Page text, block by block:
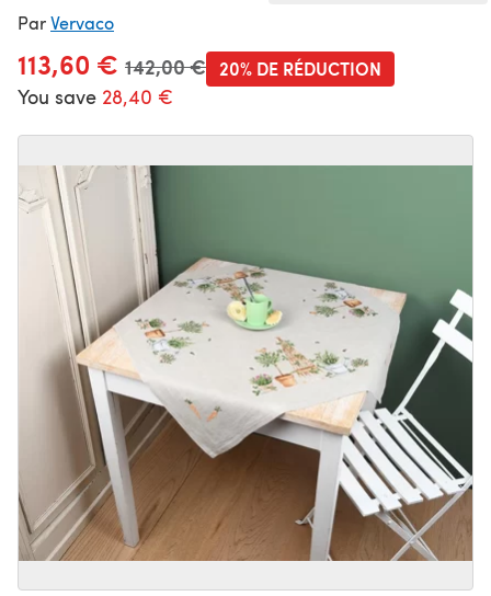
ParVervaco
113,60 € Ancien prix
142,00 €
You save 28,40 €
20% DE RÉDUCTION